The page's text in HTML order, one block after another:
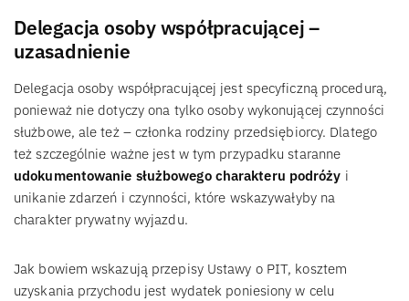
Delegacja osoby współpracującej –
uzasadnienie
Delegacja osoby współpracującej jest specyficzną procedurą,
ponieważ nie dotyczy ona tylko osoby wykonującej czynności
służbowe, ale też – członka rodziny przedsiębiorcy. Dlatego
też szczególnie ważne jest w tym przypadku staranne
udokumentowanie służbowego charakteru podróży i
unikanie zdarzeń i czynności, które wskazywałyby na
charakter prywatny wyjazdu.
Jak bowiem wskazują przepisy Ustawy o PIT, kosztem
uzyskania przychodu jest wydatek poniesiony w celu